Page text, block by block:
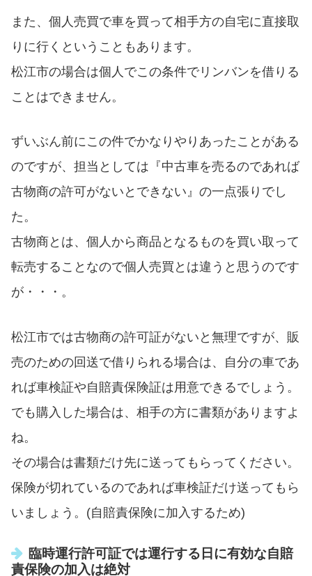
また、個人売買で車を買って相手方の自宅に直接取
りに行くということもあります。
松江市の場合は個人でこの条件でリンバンを借りる
ことはできません。
ずいぶん前にこの件でかなりやりあったことがある
のですが、担当としては『中古車を売るのであれば
古物商の許可がないとできない』の一点張りでし
た。
古物商とは、個人から商品となるものを買い取って
転売することなので個人売買とは違うと思うのです
が・・・。
松江市では古物商の許可証がないと無理ですが、販
売のための回送で借りられる場合は、自分の車であ
れば車検証や自賠責保険証は用意できるでしょう。
でも購入した場合は、相手の方に書類がありますよ
ね。
その場合は書類だけ先に送ってもらってください。
保険が切れているのであれば車検証だけ送ってもら
いましょう。(自賠責保険に加入するため)
臨時運行許可証では運行する日に有効な自賠
責保険の加入は絶対